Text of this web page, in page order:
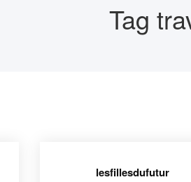
Tag
lesfillesdufutur